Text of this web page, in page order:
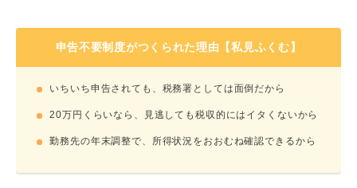
申告不要制度がつくられた理由【私見ふくむ】
いちいち申告されても、税務署としては面倒だから
20万円くらいなら、見逃しても税収的にはイタくないから
勤務先の年末調整で、所得状況をおおむね確認できるから